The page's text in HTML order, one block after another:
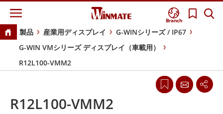
Branch
製品 産業用ディスプレイ
G-WINシリーズ / IP67
G-WIN VMシリーズ ディスプレイ（車載用）
R12L100-VMM2
R12L100-VMM2